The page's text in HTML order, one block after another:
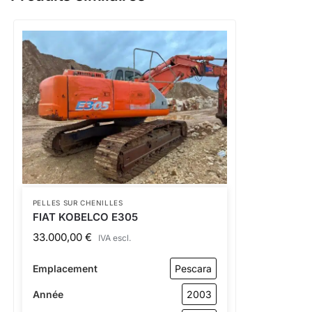
PELLES SUR CHENILLES
FIAT KOBELCO E305
33.000,00 € IVA escl.
Emplacement Pescara
Année 2003